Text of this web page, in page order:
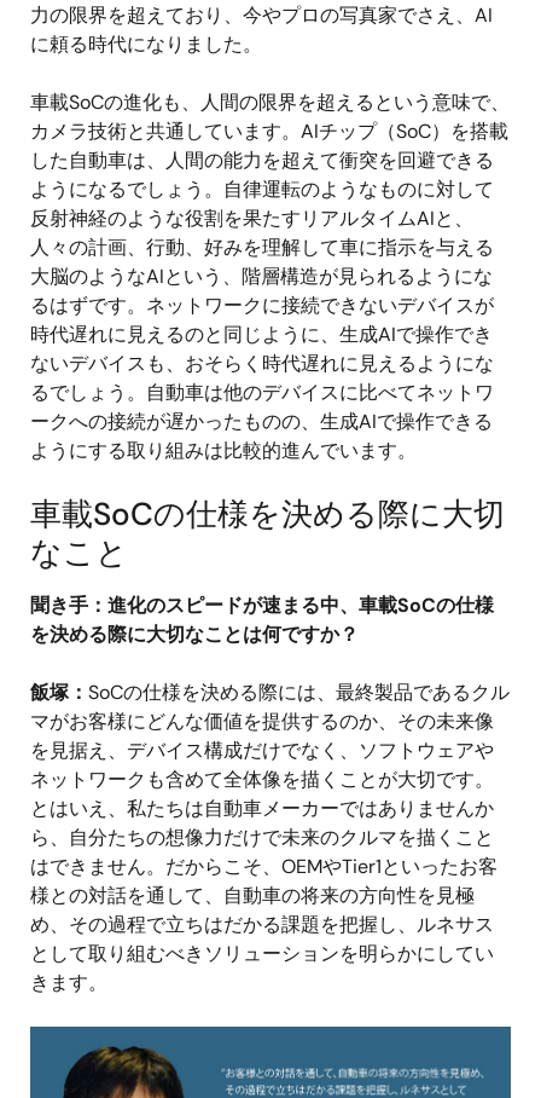
力の限界を超えており、今やプロの写真家でさえ、AI
に頼る時代になりました。
車載SoCの進化も、人間の限界を超えるという意味で、
カメラ技術と共通しています。AIチップ（SoC）を搭載
した自動車は、人間の能力を超えて衝突を回避できる
ようになるでしょう。自律運転のようなものに対して
反射神経のような役割を果たすリアルタイムAIと、
人々の計画、行動、好みを理解して車に指示を与える
大脳のようなAIという、階層構造が見られるようにな
るはずです。ネットワークに接続できないデバイスが
時代遅れに見えるのと同じように、生成AIで操作でき
ないデバイスも、おそらく時代遅れに見えるようにな
るでしょう。自動車は他のデバイスに比べてネットワ
ークへの接続が遅かったものの、生成AIで操作できる
ようにする取り組みは比較的進んでいます。
車載SoCの仕様を決める際に大切
なこと
聞き手：進化のスピードが速まる中、車載SoCの仕様
を決める際に大切なことは何ですか？
飯塚： SoCの仕様を決める際には、最終製品であるクル
マがお客様にどんな価値を提供するのか、その未来像
を見据え、デバイス構成だけでなく、ソフトウェアや
ネットワークも含めて全体像を描くことが大切です。
とはいえ、私たちは自動車メーカーではありませんか
ら、自分たちの想像力だけで未来のクルマを描くこと
はできません。だからこそ、OEMやTier1といったお客
様との対話を通して、自動車の将来の方向性を見極
め、その過程で立ちはだかる課題を把握し、ルネサス
として取り組むべきソリューションを明らかにしてい
きます。